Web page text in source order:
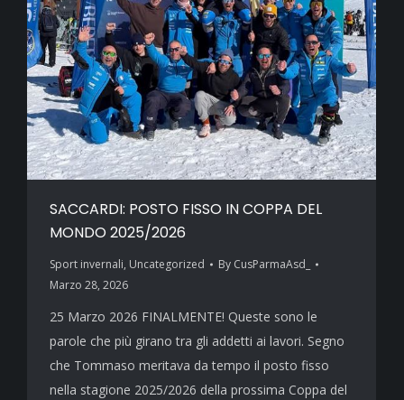
SACCARDI: POSTO FISSO IN COPPA DEL
MONDO 2025/2026
Sport invernali, Uncategorized By CusParmaAsd_
Marzo 28, 2026
25 Marzo 2026 FINALMENTE! Queste sono le
parole che più girano tra gli addetti ai lavori. Segno
che Tommaso meritava da tempo il posto fisso
nella stagione 2025/2026 della prossima Coppa del